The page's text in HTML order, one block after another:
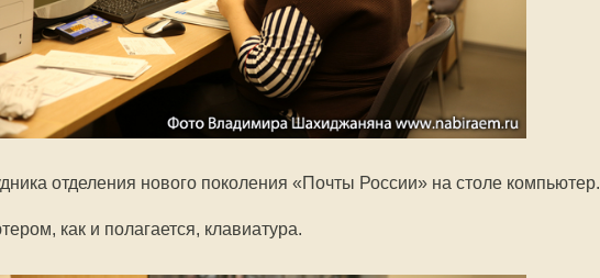
отделения нового поколения «Почты России» на столе компьютер.
как и полагается, клавиатура.